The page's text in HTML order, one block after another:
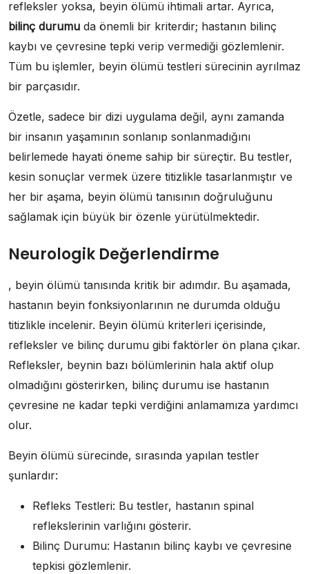
refleksler yoksa, beyin ölümü ihtimali artar. Ayrıca,
bilinç durumu da önemli bir kriterdir; hastanın bilinç
kaybı ve çevresine tepki verip vermediği gözlemlenir.
Tüm bu işlemler, beyin ölümü testleri sürecinin ayrılmaz
bir parçasıdır.
Özetle, sadece bir dizi uygulama değil, aynı zamanda
bir insanın yaşamının sonlanıp sonlanmadığını
belirlemede hayati öneme sahip bir süreçtir. Bu testler,
kesin sonuçlar vermek üzere titizlikle tasarlanmıştır ve
her bir aşama, beyin ölümü tanısının doğruluğunu
sağlamak için büyük bir özenle yürütülmektedir.
Neurologik Değerlendirme
, beyin ölümü tanısında kritik bir adımdır. Bu aşamada,
hastanın beyin fonksiyonlarının ne durumda olduğu
titizlikle incelenir. Beyin ölümü kriterleri içerisinde,
refleksler ve bilinç durumu gibi faktörler ön plana çıkar.
Refleksler, beynin bazı bölümlerinin hala aktif olup
olmadığını gösterirken, bilinç durumu ise hastanın
çevresine ne kadar tepki verdiğini anlamamıza yardımcı
olur.
Beyin ölümü sürecinde, sırasında yapılan testler
şunlardır:
Refleks Testleri: Bu testler, hastanın spinal
reflekslerinin varlığını gösterir.
Bilinç Durumu: Hastanın bilinç kaybı ve çevresine
tepkisi gözlemlenir.